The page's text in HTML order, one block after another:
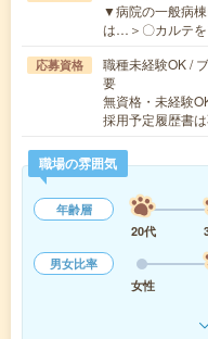
▼病院の一般病
は…＞〇カルテ
応募資格
職種未経験OK /
要
無資格・未経験
採用予定履歴書
職場の雰囲気
年齢層
20代
男女比率
女性